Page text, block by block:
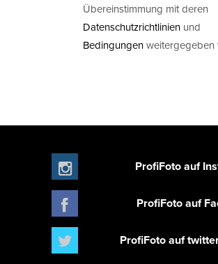
Übereinstimmung mit deren
Datenschutzrichtlinien und
Bedingungenweitergegeben
ProfiFoto auf
ProfiFoto auf
ProfiFoto auf